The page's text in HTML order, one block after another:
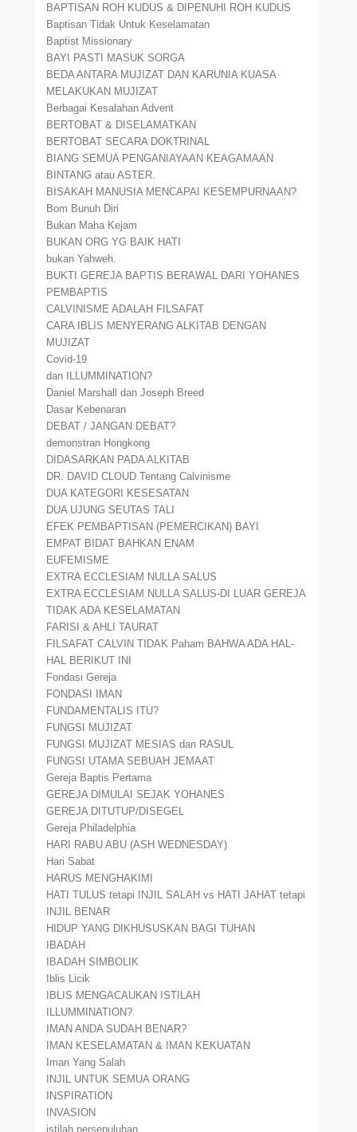
BAPTISAN ROH KUDUS & DIPENUHI ROH KUDUS
Baptisan Tidak Untuk Keselamatan
Baptist Missionary
BAYI PASTI MASUK SORGA
BEDA ANTARA MUJIZAT DAN KARUNIA KUASA
MELAKUKAN MUJIZAT
Berbagai Kesalahan Advent
BERTOBAT & DISELAMATKAN
BERTOBAT SECARA DOKTRINAL
BIANG SEMUA PENGANIAYAAN KEAGAMAAN
BINTANG atau ASTER.
BISAKAH MANUSIA MENCAPAI KESEMPURNAAN?
Bom Bunuh Diri
Bukan Maha Kejam
BUKAN ORG YG BAIK HATI
bukan Yahweh.
BUKTI GEREJA BAPTIS BERAWAL DARI YOHANES
PEMBAPTIS
CALVINISME ADALAH FILSAFAT
CARA IBLIS MENYERANG ALKITAB DENGAN
MUJIZAT
Covid-19
dan ILLUMMINATION?
Daniel Marshall dan Joseph Breed
Dasar Kebenaran
DEBAT / JANGAN DEBAT?
demonstran Hongkong
DIDASARKAN PADA ALKITAB
DR. DAVID CLOUD Tentang Calvinisme
DUA KATEGORI KESESATAN
DUA UJUNG SEUTAS TALI
EFEK PEMBAPTISAN (PEMERCIKAN) BAYI
EMPAT BIDAT BAHKAN ENAM
EUFEMISME
EXTRA ECCLESIAM NULLA SALUS
EXTRA ECCLESIAM NULLA SALUS-DI LUAR GEREJA
TIDAK ADA KESELAMATAN
FARISI & AHLI TAURAT
FILSAFAT CALVIN TIDAK Paham BAHWA ADA HAL-
HAL BERIKUT INI
Fondasi Gereja
FONDASI IMAN
FUNDAMENTALIS ITU?
FUNGSI MUJIZAT
FUNGSI MUJIZAT MESIAS dan RASUL
FUNGSI UTAMA SEBUAH JEMAAT
Gereja Baptis Pertama
GEREJA DIMULAI SEJAK YOHANES
GEREJA DITUTUP/DISEGEL
Gereja Philadelphia
HARI RABU ABU (ASH WEDNESDAY)
Hari Sabat
HARUS MENGHAKIMI
HATI TULUS tetapi INJIL SALAH vs HATI JAHAT tetapi
INJIL BENAR
HIDUP YANG DIKHUSUSKAN BAGI TUHAN
IBADAH
IBADAH SIMBOLIK
Iblis Licik
IBLIS MENGACAUKAN ISTILAH
ILLUMMINATION?
IMAN ANDA SUDAH BENAR?
IMAN KESELAMATAN & IMAN KEKUATAN
Iman Yang Salah
INJIL UNTUK SEMUA ORANG
INSPIRATION
INVASION
istilah persepuluhan